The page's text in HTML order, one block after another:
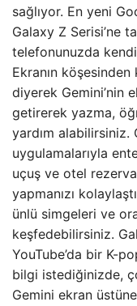
sağlıyor. En yeni
Galaxy Z Serisi’ne
telefonunuzda kendi
Ekranın
diyerek Gemini’nin
getirerek yazma,
yardım alabilirsiniz.
uygulamalarıyla
uçuş ve otel
yapmanızı
ünlü simgeleri ve
keşfedebilirsiniz.
YouTube’da bir K-
bilgi istediğinizde,
Gemini ekran